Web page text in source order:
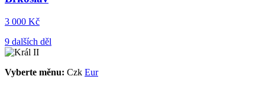
3 000 Kč
9 dalších děl
Vyberte měnu: Czk Eur